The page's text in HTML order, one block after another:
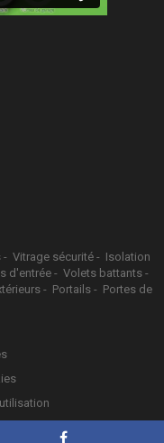
- Vitrage sécurité - Isolation
d'entrée - Volets battants -
- Portails - Portes de